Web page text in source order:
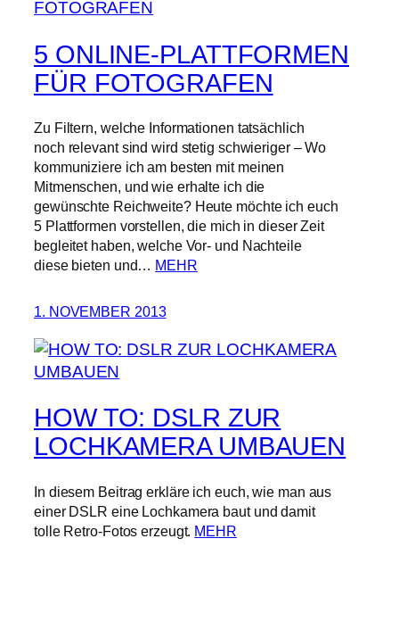
5 ONLINE-PLATTFORMEN
FÜR FOTOGRAFEN
Zu Filtern, welche Informationen tatsächlich
noch relevant sind wird stetig schwieriger – Wo
kommuniziere ich am besten mit meinen
Mitmenschen, und wie erhalte ich die
gewünschte Reichweite? Heute möchte ich euch
5 Plattformen vorstellen, die mich in dieser Zeit
begleitet haben, welche Vor- und Nachteile
diese bieten und… MEHR
1. NOVEMBER 2013
HOW TO: DSLR ZUR
LOCHKAMERA UMBAUEN
In diesem Beitrag erkläre ich euch, wie man aus
einer DSLR eine Lochkamera baut und damit
tolle Retro-Fotos erzeugt. MEHR